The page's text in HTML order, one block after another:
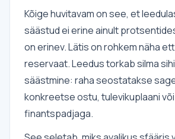
Kõige huvitavam on see, et
säästud ei erine ainult
on erinev. Lätis on rohkem näha
reservaat. Leedus torkab silma
säästmine: raha seostatakse
konkreetse ostu, tulevikuplaani või
finantspadjaga.